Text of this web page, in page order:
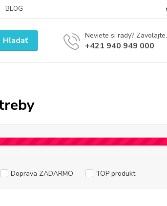
BLOG
Hľadať Neviete si rady? Zavolajte.
+421 940 949 000
Doprava ZADARMO TOP produkt